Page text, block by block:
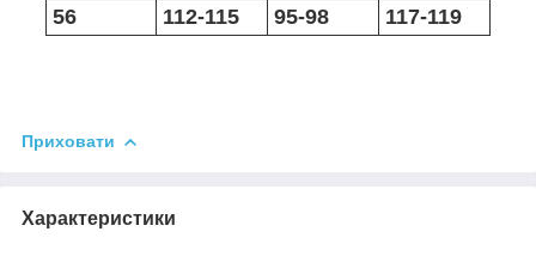
56
112-115 95-98 117-119
Приховати
Характеристики